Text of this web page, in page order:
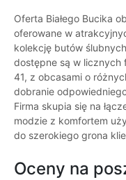
Oferta Białego Bucika
oferowane w
kolekcję butów
dostępne są w licznych
41, z obcasami o
dobranie
Firma skupia się na
modzie z komfortem
do szerokiego grona
Oceny na